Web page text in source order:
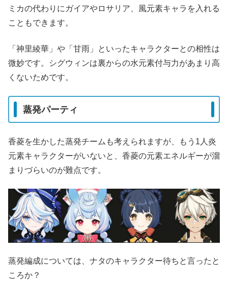
ミカの代わりにガイアやロサリア、風元素キャラを入れる
こともできます。
「神里綾華」や「甘雨」といったキャラクターとの相性は
微妙です。シグウィンは裏からの水元素付与力があまり高
くないためです。
蒸発パーティ
香菱を生かした蒸発チームも考えられますが、もう1人炎
元素キャラクターがいないと、香菱の元素エネルギーが溜
まりづらいのが難点です。
蒸発編成については、ナタのキャラクター待ちと言ったと
ころか？